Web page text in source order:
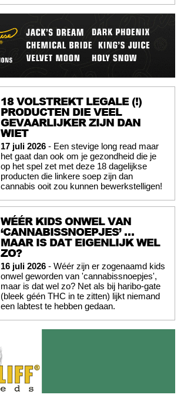
18 VOLSTREKT LEGALE (!)
PRODUCTEN DIE VEEL
GEVAARLIJKER ZIJN DAN
WIET
17 juli 2026 - Een stevige long read maar
het gaat dan ook om je gezondheid die je
op het spel zet met deze 18 dagelijkse
producten die linkere soep zijn dan
cannabis ooit zou kunnen bewerkstelligen!
WÉÉR KIDS ONWEL VAN
‘CANNABISSNOEPJES’ …
MAAR IS DAT EIGENLIJK WEL
ZO?
16 juli 2026 - Wéér zijn er zogenaamd kids
onwel geworden van 'cannabissnoepjes',
maar is dat wel zo? Net als bij haribo-gate
(bleek géén THC in te zitten) lijkt niemand
een labtest te hebben gedaan.